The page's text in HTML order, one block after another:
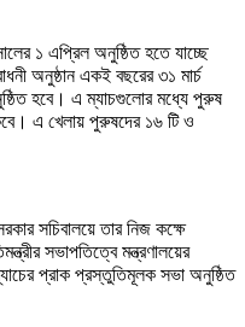
১ এপ্রিল অনুষ্ঠিত হতে যাচ্ছে
অনুষ্ঠান একই বছরের ৩১ মার্চ
হবে। এ ম্যাচগুলোর মধ্যে পুরুষ
এ খেলায় পুরুষদের ১৬ টি ও
সচিবালয়ে তার নিজ কক্ষে
সভাপতিত্বে মন্ত্রণালয়ের
প্রাক প্রস্তুতিমূলক সভা অনুষ্ঠিত